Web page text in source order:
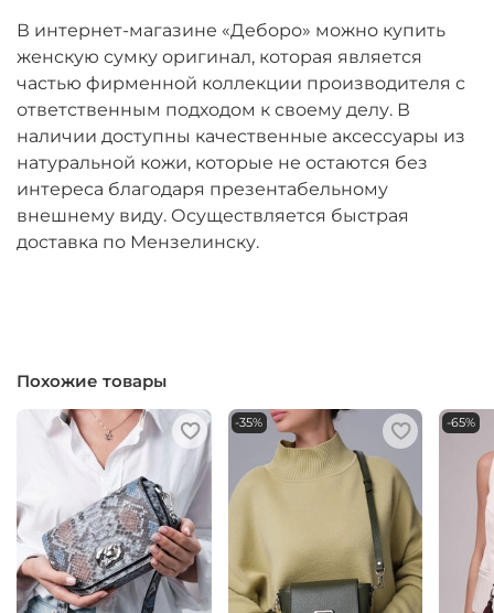
В интернет-магазине «Деборо» можно купить
женскую сумку оригинал, которая является
частью фирменной коллекции производителя с
ответственным подходом к своему делу. В
наличии доступны качественные аксессуары из
натуральной кожи, которые не остаются без
интереса благодаря презентабельному
внешнему виду. Осуществляется быстрая
доставка по Мензелинску.
Похожие товары
-35% -65%